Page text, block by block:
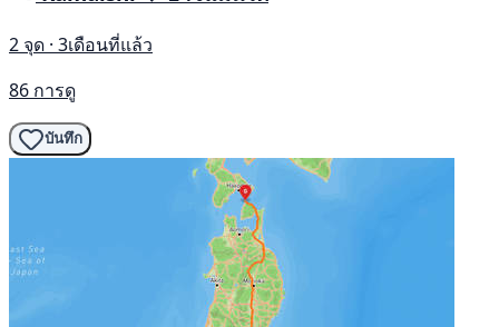
2 จุด · 3เดือนที่แล้ว
86 การดู
บันทึก